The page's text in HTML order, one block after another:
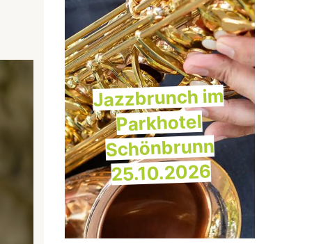
Jazzbrunch im
Parkhotel
Schönbrunn
25.10.2026